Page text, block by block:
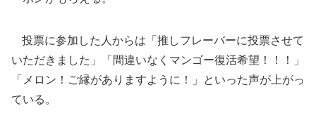
投票に参加した人からは「推しフレーバーに投票させて
いただきました」「間違いなくマンゴー復活希望！！！」
「メロン！ご縁がありますように！」といった声が上がっ
ている。